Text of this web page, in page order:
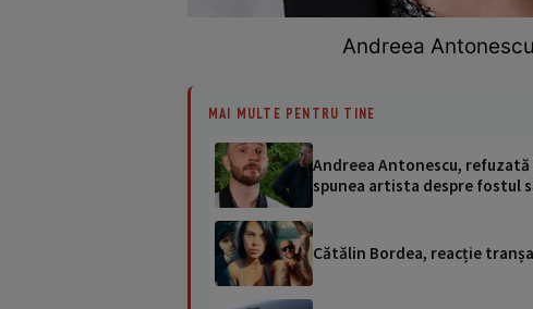
Andreea
MAI MULTE PENTRU TINE
Andreea Antonescu, refuzată
spunea artista despre fostul
Cătălin Bordea, reacție